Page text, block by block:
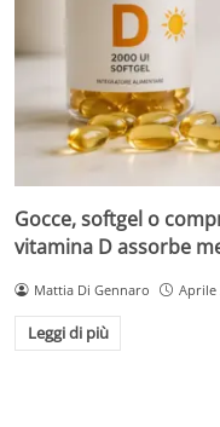
Gocce, softgel o
vitamina D assorbe
Mattia Di Gennaro Aprile
Leggi di più